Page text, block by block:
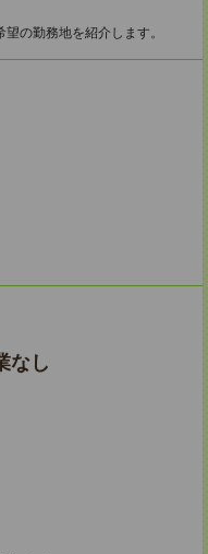
の勤務地を紹介します。
なし